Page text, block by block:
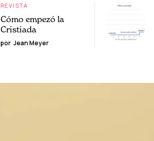
REVISTA
Cómo empezó la
Cristiada
por Jean Meyer